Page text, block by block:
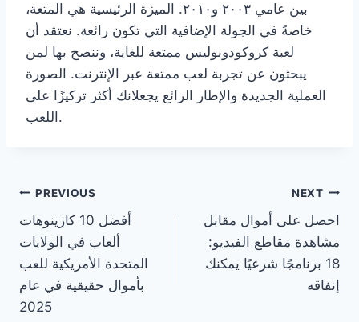
بين عامي ٢٠٠٣ و٢٠١٠. الميزة الرئيسية هي المتعة،
خاصةً في الجولة الإضافية التي تكون رائعة. نعتقد أن
لعبة كروكودوبوليس ممتعة للغاية، وننصح بها لمن
يبحثون عن تجربة لعب ممتعة عبر الإنترنت. الصورة
العملية الجديدة والإطار الرائع يجعلانك أكثر تركيزًا على
اللعب.
PREVIOUS
أفضل 10 كازينوهات
ألعاب في الولايات
المتحدة الأمريكية للعب
بأموال حقيقية في عام
2025
NEXT
احصل على أموال مقابل
مشاهدة مقاطع الفيديو:
18 برنامجًا شرعيًا يمكنك
إنفاقه